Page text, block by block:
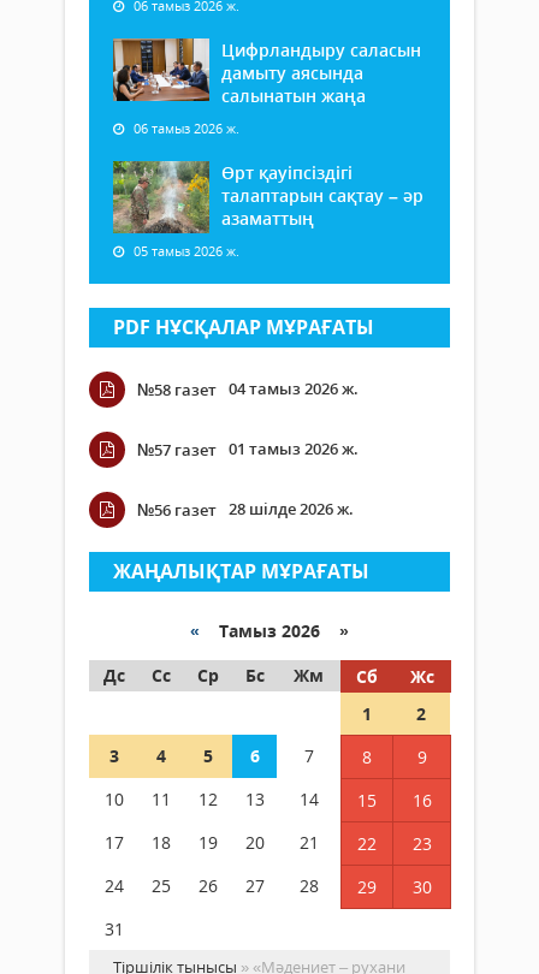
06 тамыз 2026 ж.
Цифрландыру саласын
дамыту аясында
салынатын жаңа
06 тамыз 2026 ж.
Өрт қауіпсіздігі
талаптарын сақтау – әр
азаматтың
05 тамыз 2026 ж.
PDF НҰСҚАЛАР МҰРАҒАТЫ
№58 газет 04 тамыз 2026 ж.
№57 газет 01 тамыз 2026 ж.
№56 газет 28 шілде 2026 ж.
ЖАҢАЛЫҚТАР МҰРАҒАТЫ
« Тамыз 2026 »
Дс
Сс Ср Бс Жм Сб
Жс
1
2
3
4 5 6 7 8
9
10
11 12 13 14 15
16
17
18 19 20 21 22
23
24
25 26 27 28 29
30
31
Тіршілік тынысы » «Мәдениет – рухани